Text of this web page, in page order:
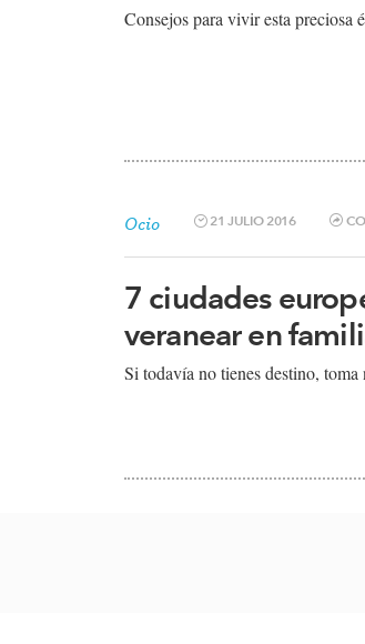
​Consejos para vivir esta preciosa
Ocio 21 JULIO 2016
7 ciudades
veranear en
Si todavía no tienes destino, toma